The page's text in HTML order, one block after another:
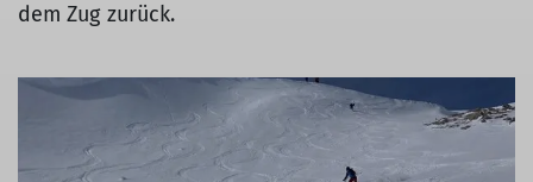
dem Zug zurück.